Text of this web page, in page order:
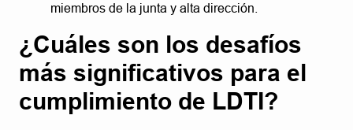
miembros de la junta y alta dirección.
¿Cuáles son los desafíos
más significativos para el
cumplimiento de LDTI?